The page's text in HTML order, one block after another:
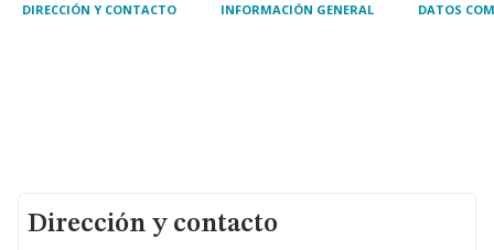
DIRECCIÓN Y CONTACTO INFORMACIÓN GENERAL DATOS
Dirección y contacto